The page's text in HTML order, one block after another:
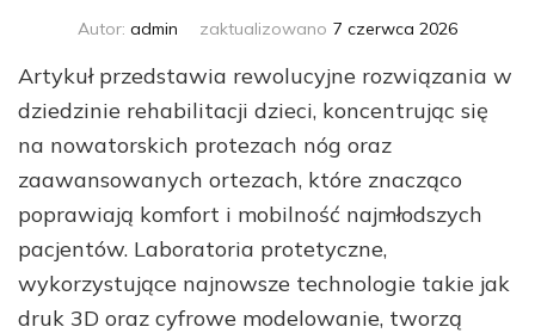
Autor: admin zaktualizowano 7 czerwca 2026
Artykuł przedstawia rewolucyjne rozwiązania w
dziedzinie rehabilitacji dzieci, koncentrując się
na nowatorskich protezach nóg oraz
zaawansowanych ortezach, które znacząco
poprawiają komfort i mobilność najmłodszych
pacjentów. Laboratoria protetyczne,
wykorzystujące najnowsze technologie takie jak
druk 3D oraz cyfrowe modelowanie, tworzą